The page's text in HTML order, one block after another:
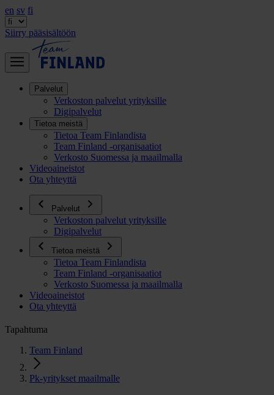
en sv fi
Siirry pääsisältöön
Palvelut
Verkoston palvelut yrityksille
Digipalvelut
Tietoa meistä
Tietoa Team Finlandista
Team Finland -organisaatiot
Verkosto Suomessa ja maailmalla
Videoaineistot
Ota yhteyttä
Palvelut
Verkoston palvelut yrityksille
Digipalvelut
Tietoa meistä
Tietoa Team Finlandista
Team Finland -organisaatiot
Verkosto Suomessa ja maailmalla
Videoaineistot
Ota yhteyttä
Tapahtuma
Team Finland
Pk-yritykset maailmalle